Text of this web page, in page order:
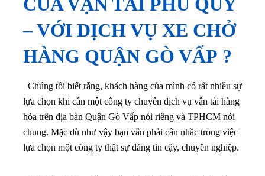
– VỚI DỊCH VỤ XE CHỞ
HÀNG QUẬN GÒ VẤP ?
Chúng tôi biết rằng, khách hàng của mình có rất nhiều sự
lựa chọn khi cần một công ty chuyên dịch vụ vận tải hàng
hóa trên địa bàn Quận Gò Vấp nói riêng và TPHCM nói
chung. Mặc dù như vậy bạn vẫn phải cân nhắc trong việc
lựa chọn một công ty thật sự đáng tin cậy, chuyên nghiệp.